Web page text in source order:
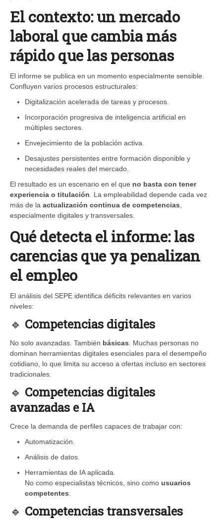
El contexto: un mercado
laboral que cambia más
rápido que las personas
El informe se publica en un momento especialmente sensible.
Confluyen varios procesos estructurales:
Digitalización acelerada de tareas y procesos.
Incorporación progresiva de inteligencia artificial en
múltiples sectores.
Envejecimiento de la población activa.
Desajustes persistentes entre formación disponible y
necesidades reales del mercado.
El resultado es un escenario en el que no basta con tener
experiencia o titulación . La empleabilidad depende cada vez
más de la actualización continua de competencias
especialmente digitales y transversales.
Qué detecta el informe: las
carencias que ya penalizan
el empleo
El análisis del SEPE identifica déficits relevantes en varios
niveles:
🔹 Competencias digitales
No solo avanzadas. También básicas . Muchas personas no
dominan herramientas digitales esenciales para el desempeño
cotidiano, lo que limita su acceso a ofertas incluso en sectores
tradicionales.
🔹 Competencias digitales
avanzadas e IA
Crece la demanda de perfiles capaces de trabajar con:
Automatización.
Análisis de datos.
Herramientas de IA aplicada.
No como especialistas técnicos, sino como usuarios
competentes
🔹 Competencias transversales